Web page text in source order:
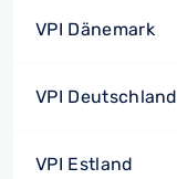
VPI Dänemark
VPI Deutschland
VPI Estland